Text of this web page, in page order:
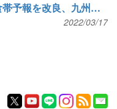
ぎょしゃ座2.6等星の星食帯予報を改良、九州中部→南部へ
2022/03/17